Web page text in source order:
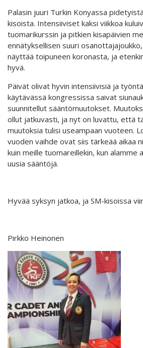
Palasin juuri Turkin Konyassa
kisoista. Intensiiviset kaksi viikkoa
tuomarikurssin ja pitkien kisapäivien
ennätyksellisen suuri
näyttää toipuneen koronasta, ja
hyvä.
Päivät olivat hyvin intensiivisiä ja
käytävässä kongressissa saivat
suunnitellut sääntömuutokset.
ollut jatkuvasti, ja nyt on luvattu, että
muutoksia tulisi useampaan vuoteen.
vuoden vaihde ovat siis tärkeää aikaa
kuin meille tuomareillekin, kun alamme
uusia sääntöjä.
Hyvää syksyn jatkoa, ja SM-kisoissa
Pirkko Heinonen